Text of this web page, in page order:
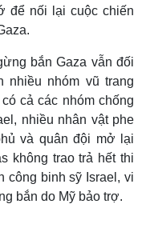
để nối lại cuộc chiến
bắn Gaza vẫn đối
nhiều nhóm vũ trang
cả các nhóm chống
nhiều nhân vật phe
và quân đội mở lại
không trao trả hết thi
công binh sỹ Israel, vi
bắn do Mỹ bảo trợ.